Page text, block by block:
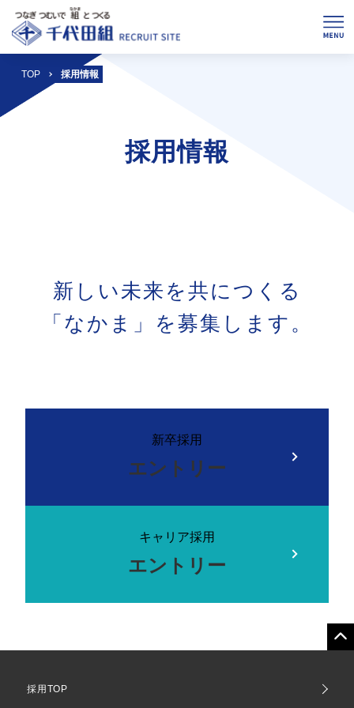
採用情報
TOP 採用情報
新しい未来を共につくる
「なかま」を募集します。
新卒採用
エントリー
キャリア採用
エントリー
採用TOP